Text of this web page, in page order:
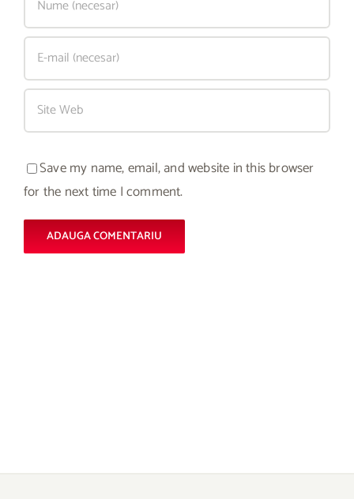
Save my name, email, and website in this browser
for the next time I comment.